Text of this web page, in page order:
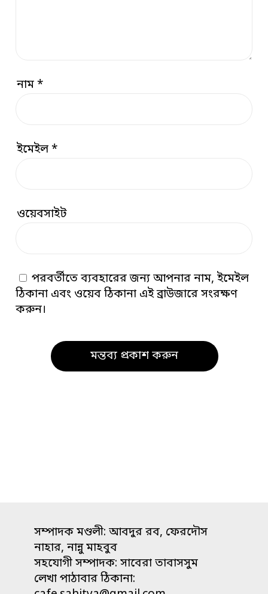
নাম*
ইমেইল*
ওয়েবসাইট
পরবর্তীতে ব্যবহারের জন্য আপনার নাম, ইমেইল
ঠিকানা এবং ওয়েব ঠিকানা এই ব্রাউজারে সংরক্ষণ
করুন।
সম্পাদক মণ্ডলী: আবদুর রব, ফেরদৌস
নাহার, নান্নু মাহবুব
সহযোগী সম্পাদক: সাবেরা তাবাসসুম
লেখা পাঠাবার ঠিকানা: